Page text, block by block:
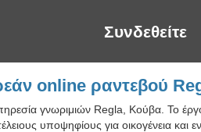
Συνδεθείτε
online ραντεβού
γνωριμιών Regla, Κούβα. Το
υποψηφίους για οικογένεια και